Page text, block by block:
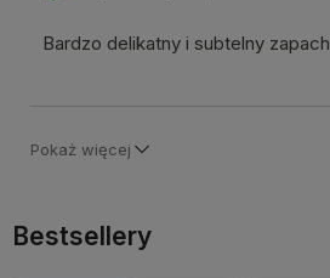
Bardzo delikatny i subtelny zapach
Pokaż więcej
Bestsellery